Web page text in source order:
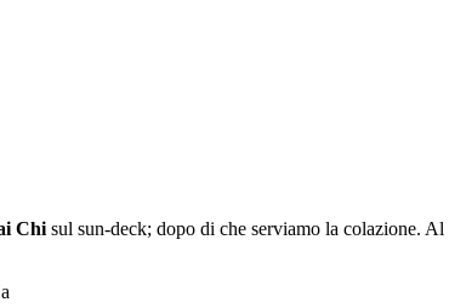
Chi sul sun-deck; dopo di che serviamo la colazione.